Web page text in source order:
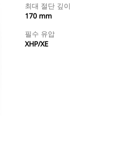
최대 절단 깊이
170 mm
필수 유압
XHP/XE